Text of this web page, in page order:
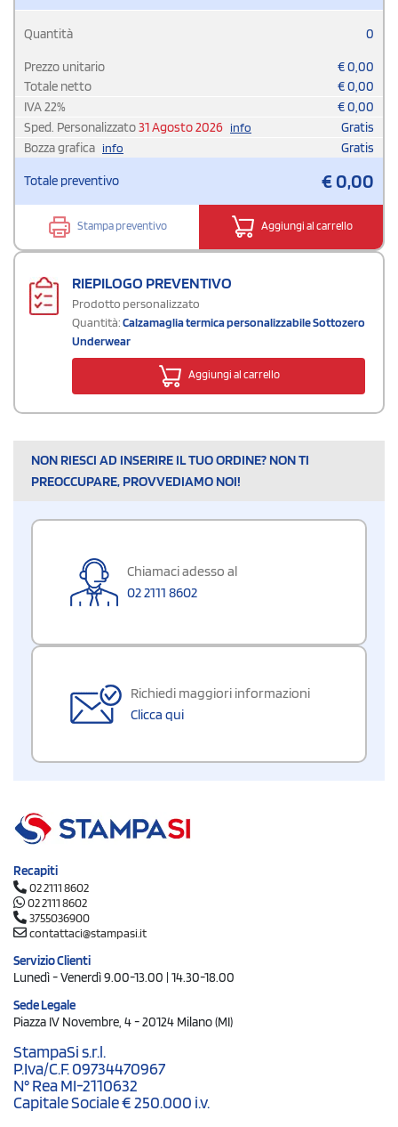
Quantità 0
Prezzo unitario €0,00
Totale netto
€0,00
IVA22% €0,00
Sped. Personalizzato31 Agosto 2026 info
Gratis
Bozza grafica info Gratis
Totale preventivo €0,00
Stampa preventivo Aggiungi al carrello
RIEPILOGO PREVENTIVO
Prodotto personalizzato
Quantità:Calzamaglia termica personalizzabile Sottozero
Underwear
Aggiungi al carrello
NON RIESCI AD INSERIRE IL TUO ORDINE? NON TI
PREOCCUPARE, PROVVEDIAMO NOI!
Chiamaci adesso al
02 2111 8602
Richiedi maggiori informazioni
Clicca qui
Recapiti
02 2111 8602
02 2111 8602
3755036900
contattaci@stampasi.it
Servizio Clienti
Lunedì - Venerdì 9.00-13.00 | 14.30-18.00
Sede Legale
Piazza IV Novembre, 4 - 20124 Milano (MI)
StampaSi s.r.l.
P.Iva/C.F. 09734470967
N° Rea MI-2110632
Capitale Sociale € 250.000 i.v.